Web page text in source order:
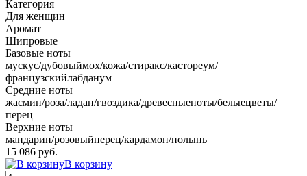
Категория
Для женщин
Аромат
Шипровые
Базовые ноты
мускус/дубовыймох/кожа/стиракс/кастореум/
французскийлабданум
Средние ноты
жасмин/роза/ладан/гвоздика/древесныеноты/белыецветы/
перец
Верхние ноты
мандарин/розовыйперец/кардамон/полынь
15 086 руб.
В корзину